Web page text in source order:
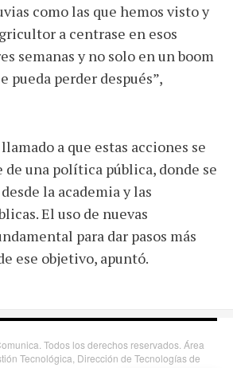
como las que hemos visto y
a centrase en esos
semanas y no solo en un boom
pueda perder después”,
a que estas acciones se
una política pública, donde se
la academia y las
El uso de nuevas
para dar pasos más
ese objetivo, apuntó.
Todos los derechos reservados. Área
Tecnológica, Dirección de Tecnologías de